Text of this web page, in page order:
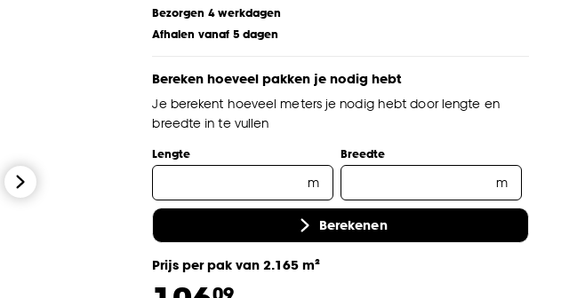
Bezorgen 4 werkdagen
Afhalen vanaf 5 dagen
Bereken hoeveel pakken je nodig hebt
Je berekent hoeveel meters je nodig hebt door lengte en
breedte in te vullen
Lengte
m
Breedte
m
Berekenen
Prijs per pak van 2.165 m²